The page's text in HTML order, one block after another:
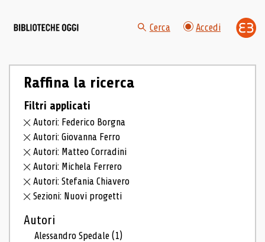
Cerca Accedi
Raffina la ricerca
Filtri applicati
Autori: Federico Borgna
Autori: Giovanna Ferro
Autori: Matteo Corradini
Autori: Michela Ferrero
Autori: Stefania Chiavero
Sezioni: Nuovi progetti
Autori
Alessandro Spedale(1)